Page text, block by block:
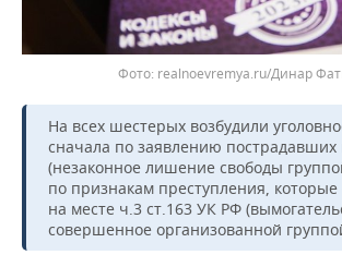
Фото: realnoevremya.ru/Динар
На всех шестерых возбудили
сначала по заявлению пострадавших
(незаконное лишение свободы
по признакам преступления,
на месте ч.3 ст.163 УК РФ
совершенное организованной